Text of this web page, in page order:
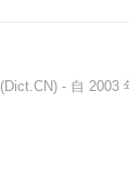
(Dict.CN) - 自 2003